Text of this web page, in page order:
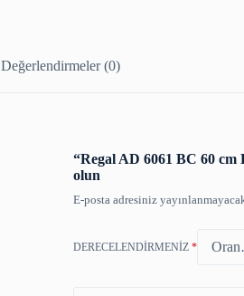
Değerlendirmeler (0)
“Regal AD 6061 BC 60 cm
olun
E-posta adresiniz
DERECELENDIRMENIZ *